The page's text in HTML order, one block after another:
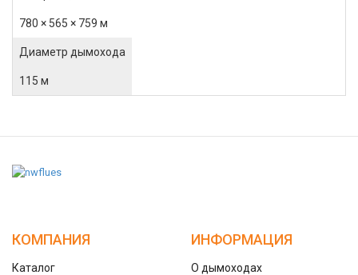
780 × 565 × 759 м
Диаметр дымохода
115 м
КОМПАНИЯ
Каталог
ИНФОРМАЦИЯ
О дымоходах